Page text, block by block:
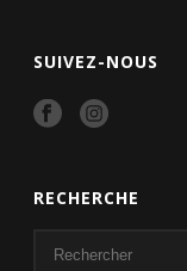
SUIVEZ-NOUS
RECHERCHE